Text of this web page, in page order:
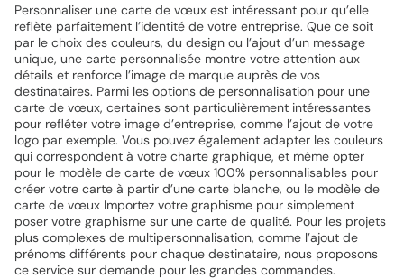
Personnaliser une carte de vœux est intéressant pour qu’elle
reflète parfaitement l’identité de votre entreprise. Que ce soit
par le choix des couleurs, du design ou l’ajout d’un message
unique, une carte personnalisée montre votre attention aux
détails et renforce l’image de marque auprès de vos
destinataires. Parmi les options de personnalisation pour une
carte de vœux, certaines sont particulièrement intéressantes
pour refléter votre image d’entreprise, comme l’ajout de votre
logo par exemple. Vous pouvez également adapter les couleurs
qui correspondent à votre charte graphique, et même opter
pour le modèle de carte de vœux 100% personnalisables pour
créer votre carte à partir d’une carte blanche, ou le modèle de
carte de vœux Importez votre graphisme pour simplement
poser votre graphisme sur une carte de qualité. Pour les projets
plus complexes de multipersonnalisation, comme l’ajout de
prénoms différents pour chaque destinataire, nous proposons
ce service sur demande pour les grandes commandes.